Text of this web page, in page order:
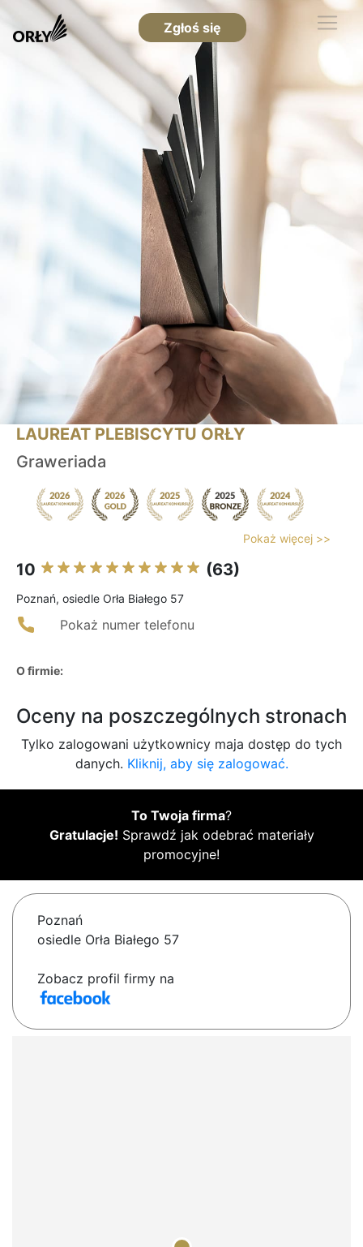
Zgłoś się
LAUREAT PLEBISCYTU ORŁY
Graweriada
Pokaż więcej >>
10 (63)
Poznań, osiedle Orła Białego 57
Pokaż numer telefonu
O firmie:
Oceny na poszczególnych stronach
Tylko zalogowani użytkownicy maja dostęp do tych
danych. Kliknij, aby się zalogować.
To Twoja firma?
Gratulacje! Sprawdź jak odebrać materiały
promocyjne!
Poznań
osiedle Orła Białego 57
Zobacz profil firmy na